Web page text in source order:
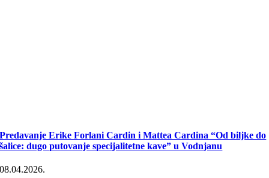
Predavanje Erike Forlani Cardin i Mattea Cardina “Od biljke do
šalice: dugo putovanje specijalitetne kave” u Vodnjanu
08.04.2026.